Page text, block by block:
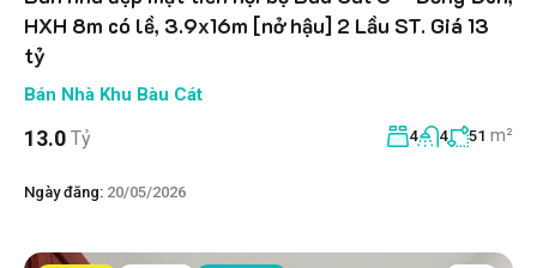
HXH 8m có lề, 3.9x16m [nở hậu] 2 Lầu ST. Giá 13
tỷ
Bán Nhà Khu Bàu Cát
13.0 Tỷ 4 4 51 m²
Ngày đăng: 20/05/2026